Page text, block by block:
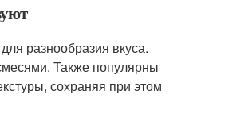
разнообразия вкуса.
Также популярны
сохраняя при этом